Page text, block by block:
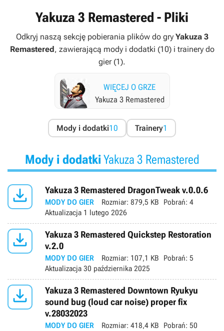
Yakuza 3 Remastered - Pliki
Odkryj naszą sekcję pobierania plików do gry Yakuza 3
Remastered, zawierającą mody i dodatki (10) i trainery do
gier (1).
WIĘCEJ O GRZE
Yakuza 3 Remastered
Mody i dodatki10 Trainery1
Mody i dodatkiYakuza 3 Remastered
 Yakuza 3 Remastered DragonTweak v.0.0.6
MODY DO GIER Rozmiar: 879,5 KB Pobrań: 4
Aktualizacja 1 lutego 2026

Yakuza 3 Remastered Quickstep Restoration
v.2.0
MODY DO GIER Rozmiar: 107,1 KB Pobrań: 5
Aktualizacja 30 października 2025

Yakuza 3 Remastered Downtown Ryukyu
sound bug (loud car noise) proper fix
v.28032023
MODY DO GIER Rozmiar: 418,4 KB Pobrań: 50